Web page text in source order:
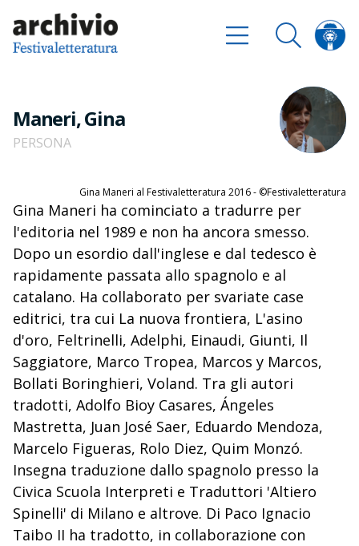
Maneri, Gina
PERSONA
Gina Maneri al Festivaletteratura 2016 - ©Festivaletteratura
Gina Maneri ha cominciato a tradurre per
l'editoria nel 1989 e non ha ancora smesso.
Dopo un esordio dall'inglese e dal tedesco è
rapidamente passata allo spagnolo e al
catalano. Ha collaborato per svariate case
editrici, tra cui La nuova frontiera, L'asino
d'oro, Feltrinelli, Adelphi, Einaudi, Giunti, Il
Saggiatore, Marco Tropea, Marcos y Marcos,
Bollati Boringhieri, Voland. Tra gli autori
tradotti, Adolfo Bioy Casares, Ángeles
Mastretta, Juan José Saer, Eduardo Mendoza,
Marcelo Figueras, Rolo Diez, Quim Monzó.
Insegna traduzione dallo spagnolo presso la
Civica Scuola Interpreti e Traduttori 'Altiero
Spinelli' di Milano e altrove. Di Paco Ignacio
Taibo II ha tradotto, in collaborazione con